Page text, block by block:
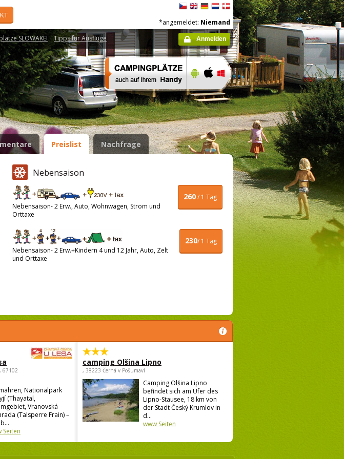
SLOWAKEI Tipps für Ausflüge
*angemeldet: Niemand
Anmelden
Preislist Nachfrage
Nebensaison
260/ 1 Tag
Nebensaison- 2 Erw., Auto, Wohnwagen, Strom und
Orttaxe
230/ 1 Tag
Nebensaison- 2 Erw.+Kindern 4 und 12 Jahr, Auto, Zelt
und Orttaxe
67102
Nationalpark
(Thayatal,
Vranovská
(Talsperre Frain) –
Seiten
camping Olšina Lipno
, 38223 Černá v Pošumaví
Camping Olšina Lipno
befindet sich am Ufer des
Lipno-Stausee, 18 km von
der Stadt Český Krumlov in
d...
www Seiten